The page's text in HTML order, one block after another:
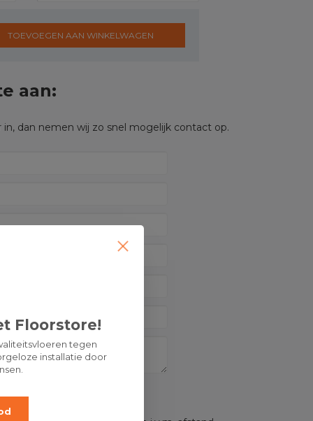
TOEVOEGEN AAN WINKELWAGEN
aan:
dan nemen wij zo snel mogelijk contact op.
Floorstore!
tegen
installatie door